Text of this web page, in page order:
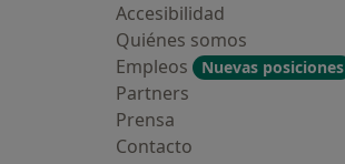
Accesibilidad
Quiénes somos
Empleos
Nuevas posiciones
Partners
Prensa
Contacto